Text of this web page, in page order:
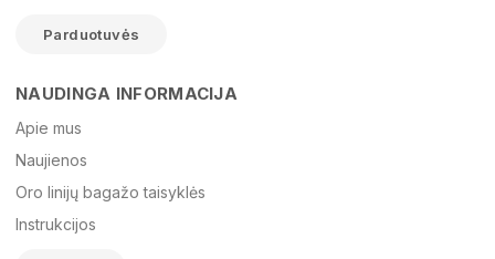
El. paštas
Parduotuvės
NAUDINGA INFORMACIJA
Apie mus
Naujienos
Oro linijų bagažo taisyklės
Instrukcijos